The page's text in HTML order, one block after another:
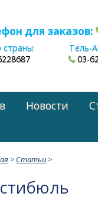
для заказов:
страны:
Тель-
03-
Новости
> Статьи >